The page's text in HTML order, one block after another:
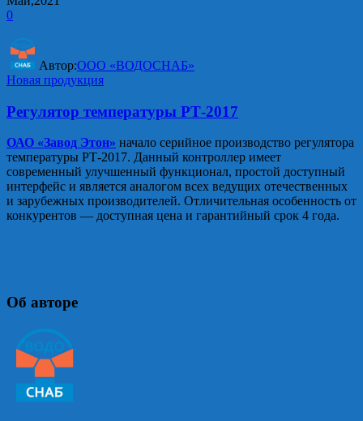
0
Автор:ООО «ВОДОСНАБ»
Новая продукция
Регулятор температуры РТ-2017
ОАО «Завод Этон» начало серийное производство регулятора
температуры РТ-2017. Данный контроллер имеет
современный улучшенный функционал, простой доступный
интерфейс и является аналогом всех ведущих отечественных
и зарубежных производителей. Отличительная особенность от
конкурентов — доступная цена и гарантийный срок 4 года.
Об авторе